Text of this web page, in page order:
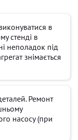
в
стенді в
неполадок під
знімається
Ремонт
насосу (при